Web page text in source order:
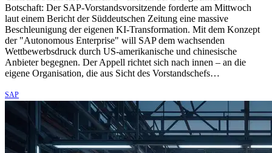
Botschaft: Der SAP-Vorstandsvorsitzende forderte am Mittwoch
laut einem Bericht der Süddeutschen Zeitung eine massive
Beschleunigung der eigenen KI-Transformation. Mit dem Konzept
der "Autonomous Enterprise" will SAP dem wachsenden
Wettbewerbsdruck durch US-amerikanische und chinesische
Anbieter begegnen. Der Appell richtet sich nach innen – an die
eigene Organisation, die aus Sicht des Vorstandschefs…
SAP